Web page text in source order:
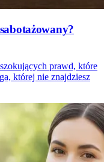
prawd, które
której nie znajdziesz